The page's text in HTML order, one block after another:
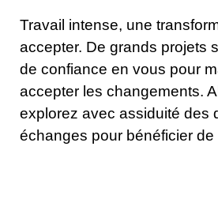
Travail intense, une
accepter. De grands projets
de confiance en vous pour
accepter les changements.
explorez avec assiduité des
échanges pour bénéficier